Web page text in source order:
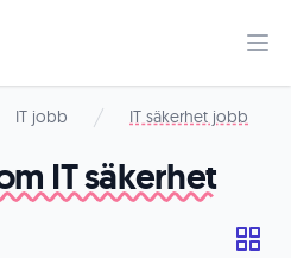
IT jobb IT säkerhet jobb
IT säkerhet